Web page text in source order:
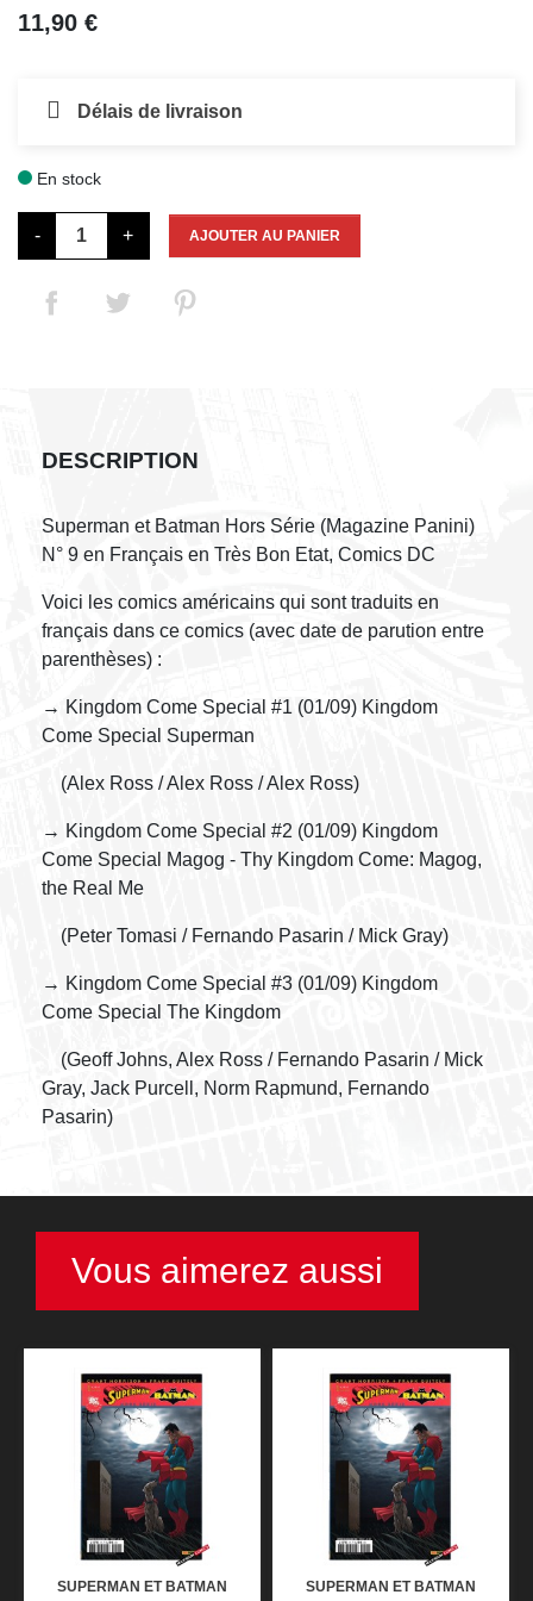
11,90 €
Délais de livraison
En stock
- + AJOUTER AU PANIER
DESCRIPTION
Superman et Batman Hors Série (Magazine Panini)
N° 9 en Français en Très Bon Etat, Comics DC
Voici les comics américains qui sont traduits en
français dans ce comics (avec date de parution entre
parenthèses) :
→ Kingdom Come Special #1 (01/09) Kingdom
Come Special Superman
(Alex Ross / Alex Ross / Alex Ross)
→ Kingdom Come Special #2 (01/09) Kingdom
Come Special Magog - Thy Kingdom Come: Magog,
the Real Me
(Peter Tomasi / Fernando Pasarin / Mick Gray)
→ Kingdom Come Special #3 (01/09) Kingdom
Come Special The Kingdom
(Geoff Johns, Alex Ross / Fernando Pasarin / Mick
Gray, Jack Purcell, Norm Rapmund, Fernando
Pasarin)
Vous aimerez aussi
SUPERMAN ET BATMAN
SUPERMAN ET BATMAN